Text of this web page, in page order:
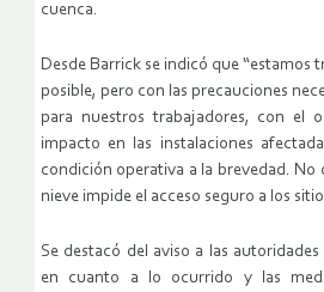
cuenca.
Desde Barrick se indicó que “estamos
posible, pero con las precauciones
para nuestros trabajadores, con el
impacto en las instalaciones
condición operativa a la brevedad. No
nieve impide el acceso seguro a los
Se destacó del aviso a las
en cuanto a lo ocurrido y las